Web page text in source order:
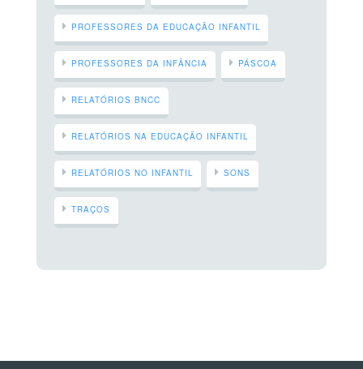
PROFESSORES DA EDUCAÇÃO INFANTIL
PROFESSORES DA INFÂNCIA PÁSCOA
RELATÓRIOS BNCC
RELATÓRIOS NA EDUCAÇÃO INFANTIL
RELATÓRIOS NO INFANTIL SONS
TRAÇOS